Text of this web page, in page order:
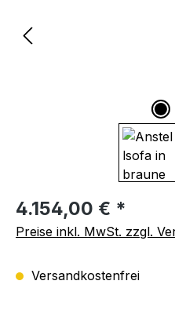
Regulärer Preis:
4.154,00 € *
Preise inkl. MwSt. zzgl.
Versandkostenfrei